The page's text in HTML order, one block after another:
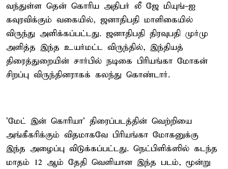
வந்துள்ள தென் கொரிய அதிபர் லீ ஜே மியுங்-ஐ
கவுரவிக்கும் வகையில், ஜனாதிபதி மாளிகையில்
விருந்து அளிக்கப்பட்டது. ஜனாதிபதி திரவுபதி முர்மு
அளித்த இந்த உயர்மட்ட விருந்தில், இந்தியத்
திரைத்துறையின் சார்பில் நடிகை பிரியங்கா மோகன்
சிறப்பு விருந்தினராகக் கலந்து கொண்டார்.
'மேட் இன் கொரியா' திரைப்படத்தின் வெற்றியை
அங்கீகரிக்கும் விதமாகவே பிரியங்கா மோகனுக்கு
இந்த அழைப்பு விடுக்கப்பட்டது. நெட்பிளிக்ஸில் கடந்த
மாதம் 12 ஆம் தேதி வெளியான இந்த படம், மூன்று